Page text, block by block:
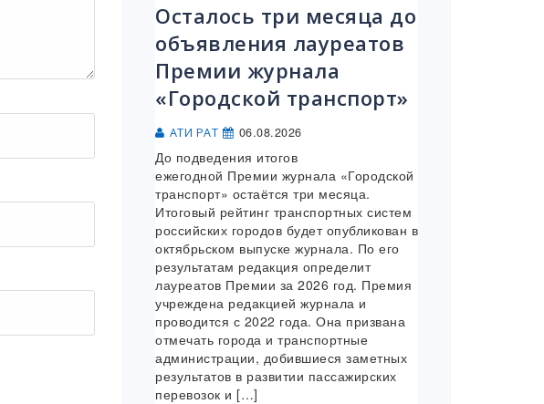
Осталось три месяца до
объявления лауреатов
Премии журнала
«Городской транспорт»
АТИ РАТ 06.08.2026
До подведения итогов
ежегодной Премии журнала «Городской
транспорт» остаётся три месяца.
Итоговый рейтинг транспортных систем
российских городов будет опубликован в
октябрьском выпуске журнала. По его
результатам редакция определит
лауреатов Премии за 2026 год. Премия
учреждена редакцией журнала и
проводится с 2022 года. Она призвана
отмечать города и транспортные
администрации, добившиеся заметных
результатов в развитии пассажирских
перевозок и […]